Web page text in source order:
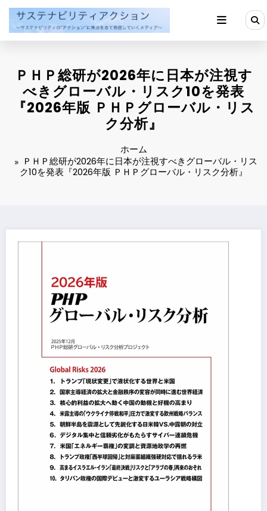
ン
ＰＨＰ総研が2026年に日本が注視す
べきグローバル・リスク10を発表
『2026年版 ＰＨＰグローバル・リス
ク分析』
ホーム
ＰＨＰ総研が2026年に日本が注視すべきグローバル・リス
ク10を発表『2026年版 ＰＨＰグローバル・リスク分析』